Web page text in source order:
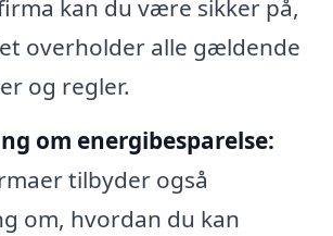
kan du være sikker på,
overholder alle gældende
og regler.
om energibesparelse:
tilbyder også
om, hvordan du kan